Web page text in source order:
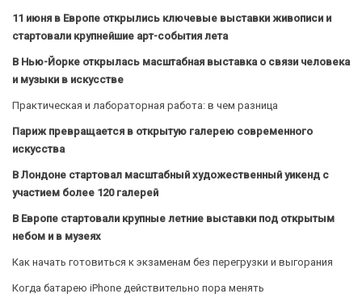
11 июня в Европе открылись ключевые выставки живописи и
стартовали крупнейшие арт-события лета
В Нью-Йорке открылась масштабная выставка о связи человека
и музыки в искусстве
Практическая и лабораторная работа: в чем разница
Париж превращается в открытую галерею современного
искусства
В Лондоне стартовал масштабный художественный уикенд с
участием более 120 галерей
В Европе стартовали крупные летние выставки под открытым
небом и в музеях
Как начать готовиться к экзаменам без перегрузки и выгорания
Когда батарею iPhone действительно пора менять